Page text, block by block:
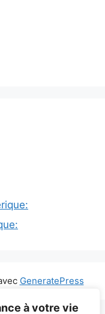
à votre vie
GeneratePress